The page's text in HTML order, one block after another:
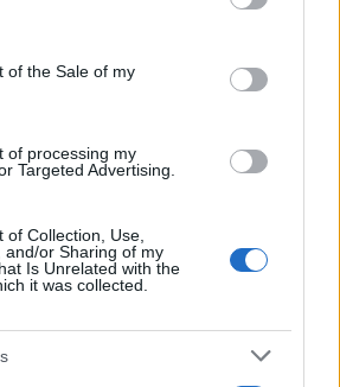
to Google and its third-party tags to
specified purposes in below Google
of the Sale of my
of processing my
Targeted Advertising.
of Collection, Use,
and/or Sharing of my
Is Unrelated with the
it was collected.